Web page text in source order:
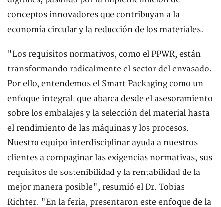
conceptos innovadores que contribuyan a la
economía circular y la reducción de los materiales.
"Los requisitos normativos, como el PPWR, están
transformando radicalmente el sector del envasado.
Por ello, entendemos el Smart Packaging como un
enfoque integral, que abarca desde el asesoramiento
sobre los embalajes y la selección del material hasta
el rendimiento de las máquinas y los procesos.
Nuestro equipo interdisciplinar ayuda a nuestros
clientes a compaginar las exigencias normativas, sus
requisitos de sostenibilidad y la rentabilidad de la
mejor manera posible", resumió el Dr. Tobias
Richter. "En la feria, presentaron este enfoque de la